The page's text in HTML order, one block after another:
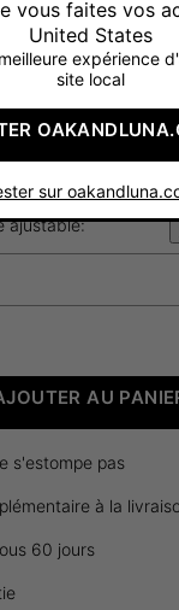
8 Avis
90 €
ajustable:
AU
s'estompe pas
à la
60 jours
vous faites vos
United States
expérience
site local
sur